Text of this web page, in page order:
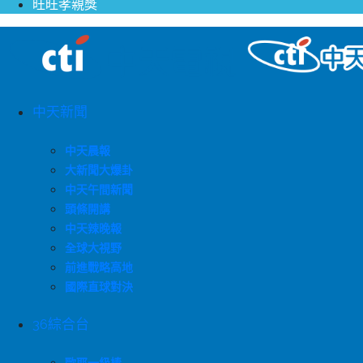
旺旺孝親獎
中天新聞
中天晨報
大新聞大爆卦
中天午間新聞
頭條開講
中天辣晚報
全球大視野
前進戰略高地
國際直球對決
36綜合台